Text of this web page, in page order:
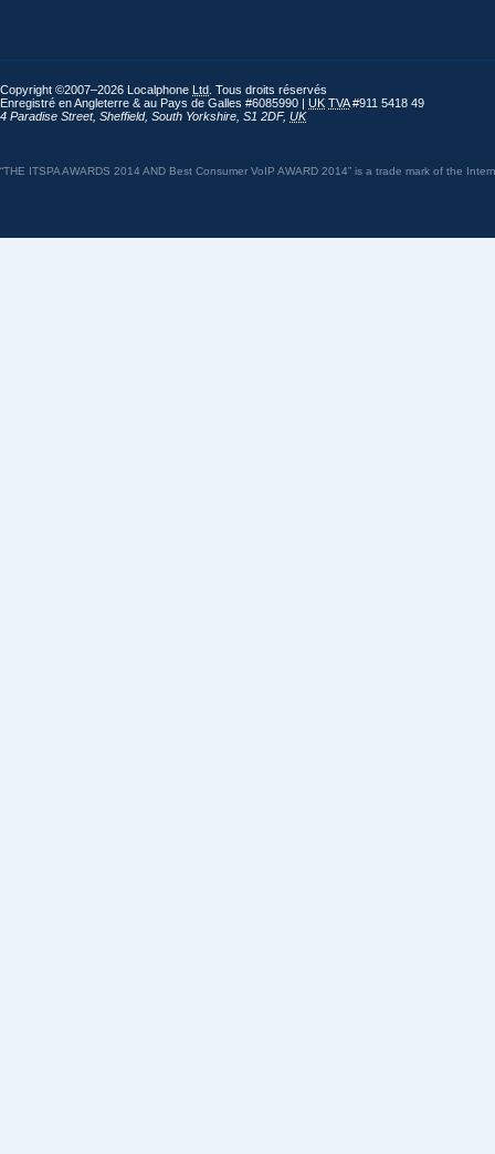
Copyright ©2007–2026 Localphone Ltd . Tous droits réservés
Enregistré en Angleterre & au Pays de Galles #6085990 | UK TVA#911 5418 49
4 Paradise Street, Sheffield, South Yorkshire S1 2DF, UK
“THE ITSPA AWARDS 2014 AND Best Consumer VoIP AWARD 2014” is a trade mark of the